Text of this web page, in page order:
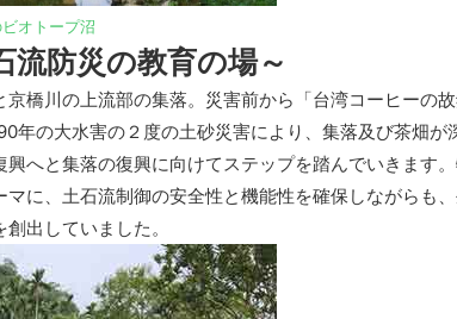
オトープ沼
防災の教育の場～
橋川の上流部の集落。災害前から「台湾コーヒーの
の大水害の２度の土砂災害により、集落及び茶畑が
へと集落の復興に向けてステップを踏んでいきます
に、土石流制御の安全性と機能性を確保しながらも
出していました。